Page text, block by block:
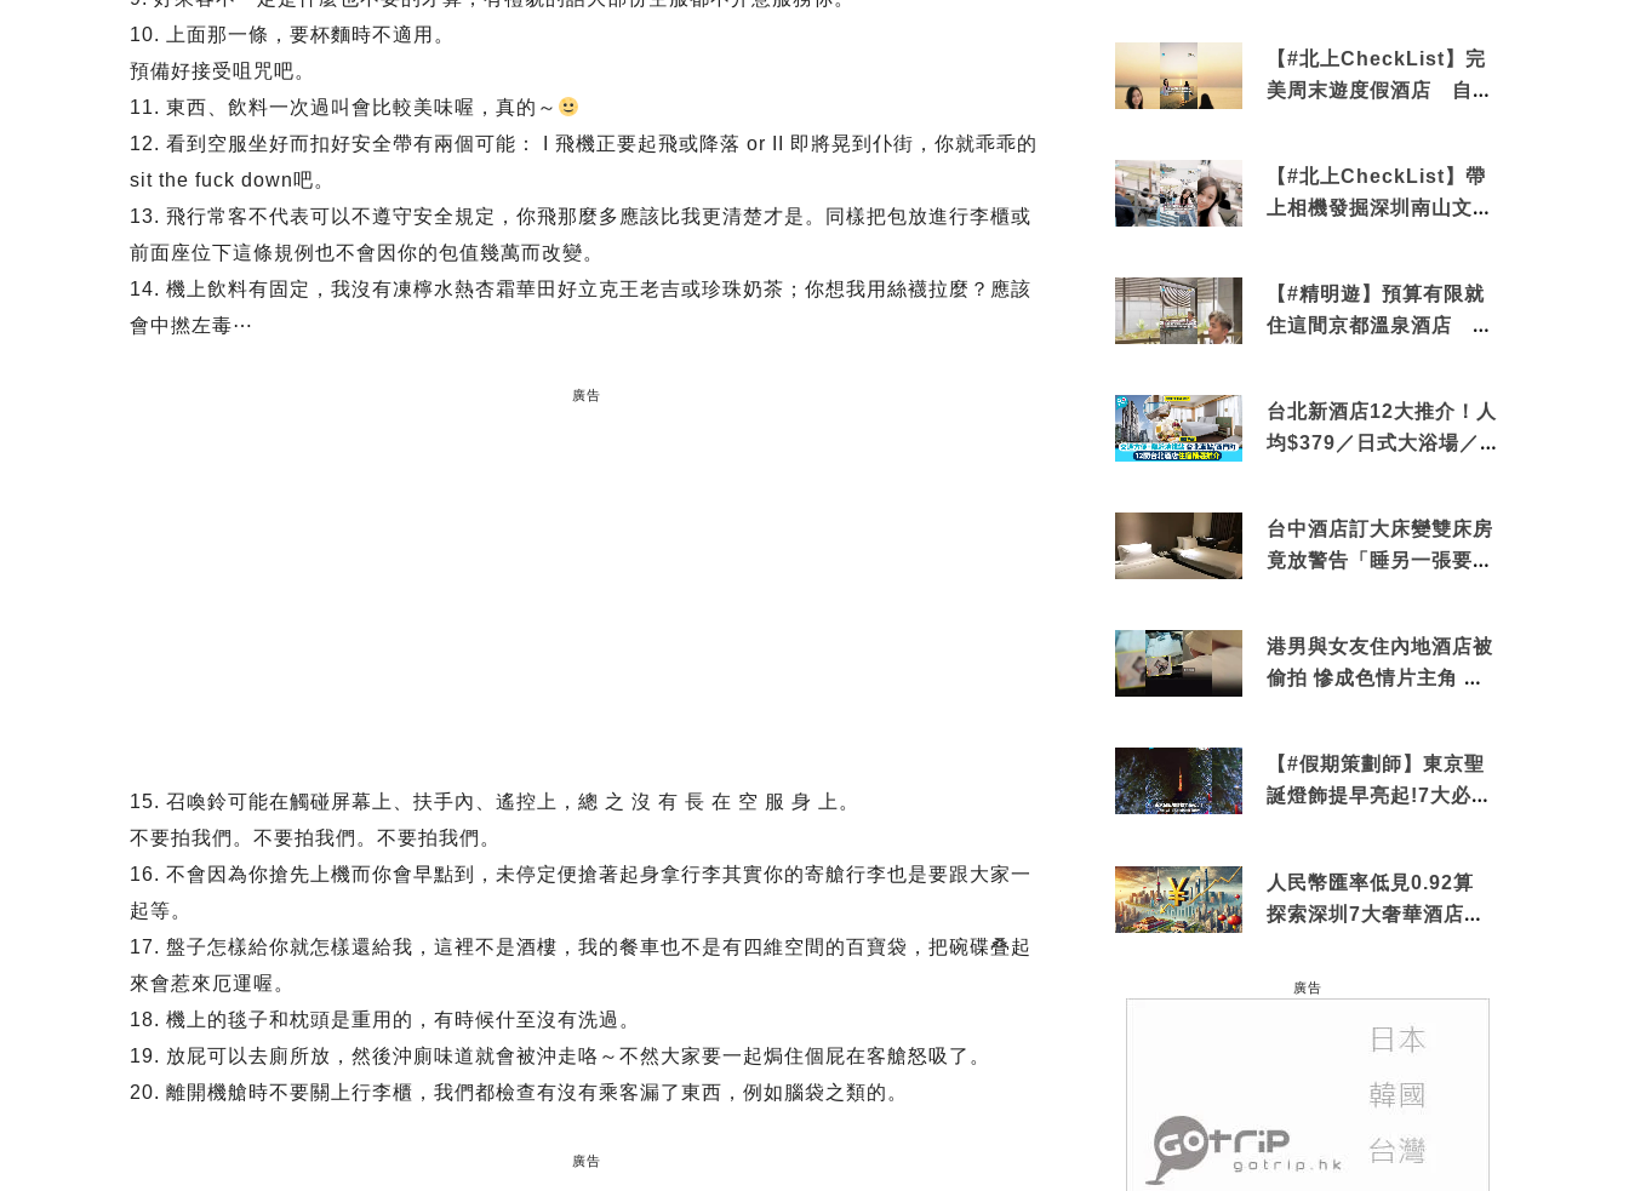
10. 上面那一條，要杯麵時不適用。
預備好接受咀咒吧。
11. 東西、飲料一次過叫會比較美味喔，真的～
12. 看到空服坐好而扣好安全帶有兩個可能： I 飛機正要起飛或降落 or II 即將晃到仆街，你就乖乖的
sit the fuck down吧。
13. 飛行常客不代表可以不遵守安全規定，你飛那麼多應該比我更清楚才是。同樣把包放進行李櫃或
前面座位下這條規例也不會因你的包值幾萬而改變。
14. 機上飲料有固定，我沒有凍檸水熱杏霜華田好立克王老吉或珍珠奶茶；你想我用絲襪拉麼？應該
會中撚左毒⋯
廣告
15. 召喚鈴可能在觸碰屏幕上、扶手內、遙控上，總 之 沒 有 長 在 空 服 身 上。
不要拍我們。不要拍我們。不要拍我們。
16. 不會因為你搶先上機而你會早點到，未停定便搶著起身拿行李其實你的寄艙行李也是要跟大家一
起等。
17. 盤子怎樣給你就怎樣還給我，這裡不是酒樓，我的餐車也不是有四維空間的百寶袋，把碗碟叠起
來會惹來厄運喔。
18. 機上的毯子和枕頭是重用的，有時候什至沒有洗過。
19. 放屁可以去廁所放，然後沖廁味道就會被沖走咯～不然大家要一起焗住個屁在客艙怒吸了。
20. 離開機艙時不要關上行李櫃，我們都檢查有沒有乘客漏了東西，例如腦袋之類的。
廣告
【#北上CheckList】完
美周末遊度假酒店 自帶
【#北上CheckList】帶
上相機發掘深圳南山文藝
【#精明遊】預算有限就
住這間京都溫泉酒店 車
台北新酒店12大推介！人
均$379／日式大浴場／1
台中酒店訂大床變雙床房
竟放警告「睡另一張要加
港男與女友住內地酒店被
偷拍 慘成色情片主角 鏡
【#假期策劃師】東京聖
誕燈飾提早亮起!7大必去
人民幣匯率低見0.92算
探索深圳7大奢華酒店體
廣告